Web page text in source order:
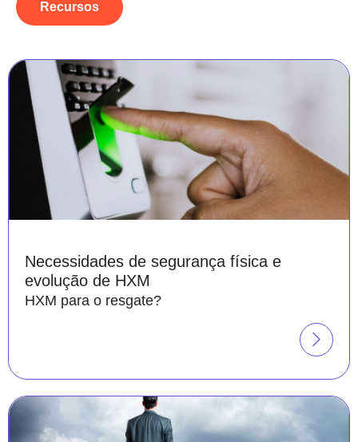
Recursos
Necessidades de segurança física e
evolução de HXM
HXM para o resgate?